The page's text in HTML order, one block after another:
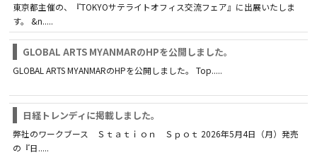
東京都主催の、『TOKYOサテライトオフィス交流フェア』に出展いたしま
す。 &n.....
GLOBAL ARTS MYANMARのHPを公開しました。
GLOBAL ARTS MYANMARのHPを公開しました。 Top.....
日経トレンディに掲載しました。
弊社のワークブース Ｓｔａｔｉｏｎ Ｓｐｏｔ 2026年5月4日（月）発売
の『日.....